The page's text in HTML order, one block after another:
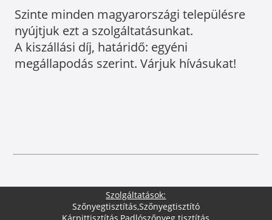
Szinte minden magyarországi településre
nyújtjuk ezt a szolgáltatásunkat.
A kiszállási díj, határidő: egyéni
megállapodás szerint. Várjuk hívásukat!
Szolgáltatások:
Szőnyegtisztítás,Szőnyegtisztító